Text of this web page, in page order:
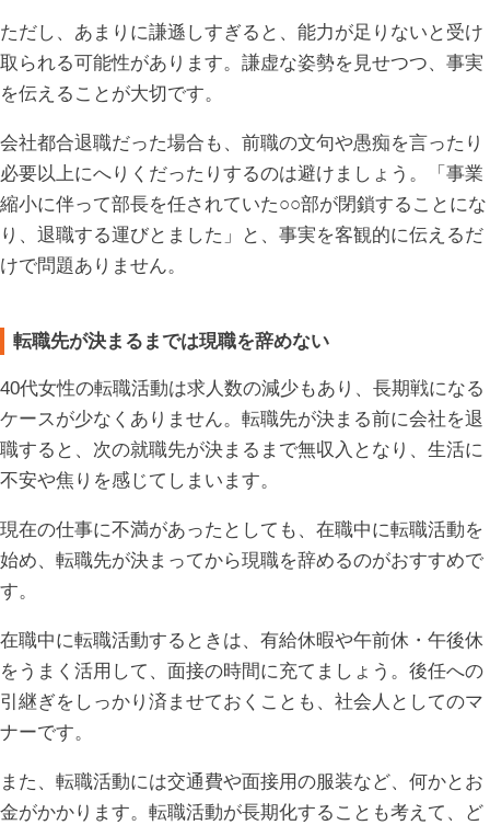
ただし、あまりに謙遜しすぎると、能力が足りないと受け
取られる可能性があります。謙虚な姿勢を見せつつ、事実
を伝えることが大切です。
会社都合退職だった場合も、前職の文句や愚痴を言ったり
必要以上にへりくだったりするのは避けましょう。「事業
縮小に伴って部長を任されていた○○部が閉鎖することにな
り、退職する運びとました」と、事実を客観的に伝えるだ
けで問題ありません。
転職先が決まるまでは現職を辞めない
40代女性の転職活動は求人数の減少もあり、長期戦になる
ケースが少なくありません。転職先が決まる前に会社を退
職すると、次の就職先が決まるまで無収入となり、生活に
不安や焦りを感じてしまいます。
現在の仕事に不満があったとしても、在職中に転職活動を
始め、転職先が決まってから現職を辞めるのがおすすめで
す。
在職中に転職活動するときは、有給休暇や午前休・午後休
をうまく活用して、面接の時間に充てましょう。後任への
引継ぎをしっかり済ませておくことも、社会人としてのマ
ナーです。
また、転職活動には交通費や面接用の服装など、何かとお
金がかかります。転職活動が長期化することも考えて、ど